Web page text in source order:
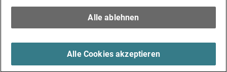
Alle ablehnen
Alle Cookies akzeptieren